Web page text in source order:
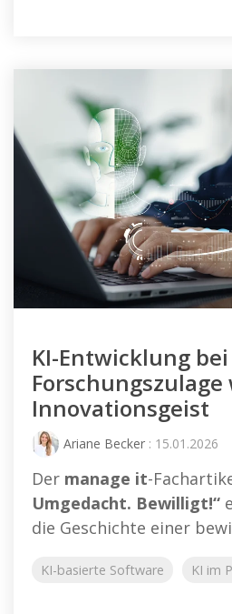
KI-Entwicklung bei
Innovationsgeist
Ariane Becker : 15.01.2026
Der manage it-
Umgedacht. Bewilligt!“
die Geschichte einer
KI-basierte Software KI im